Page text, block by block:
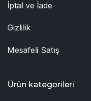
İptal ve İade
Gizlilik
Mesafeli Satış
Ürün kategorileri